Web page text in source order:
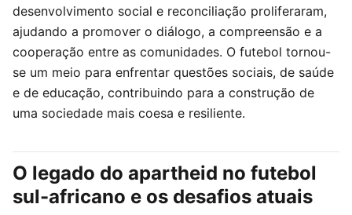
desenvolvimento social e reconciliação proliferaram,
ajudando a promover o diálogo, a compreensão e a
cooperação entre as comunidades. O futebol tornou-
se um meio para enfrentar questões sociais, de saúde
e de educação, contribuindo para a construção de
uma sociedade mais coesa e resiliente.
O legado do apartheid no futebol
sul-africano e os desafios atuais